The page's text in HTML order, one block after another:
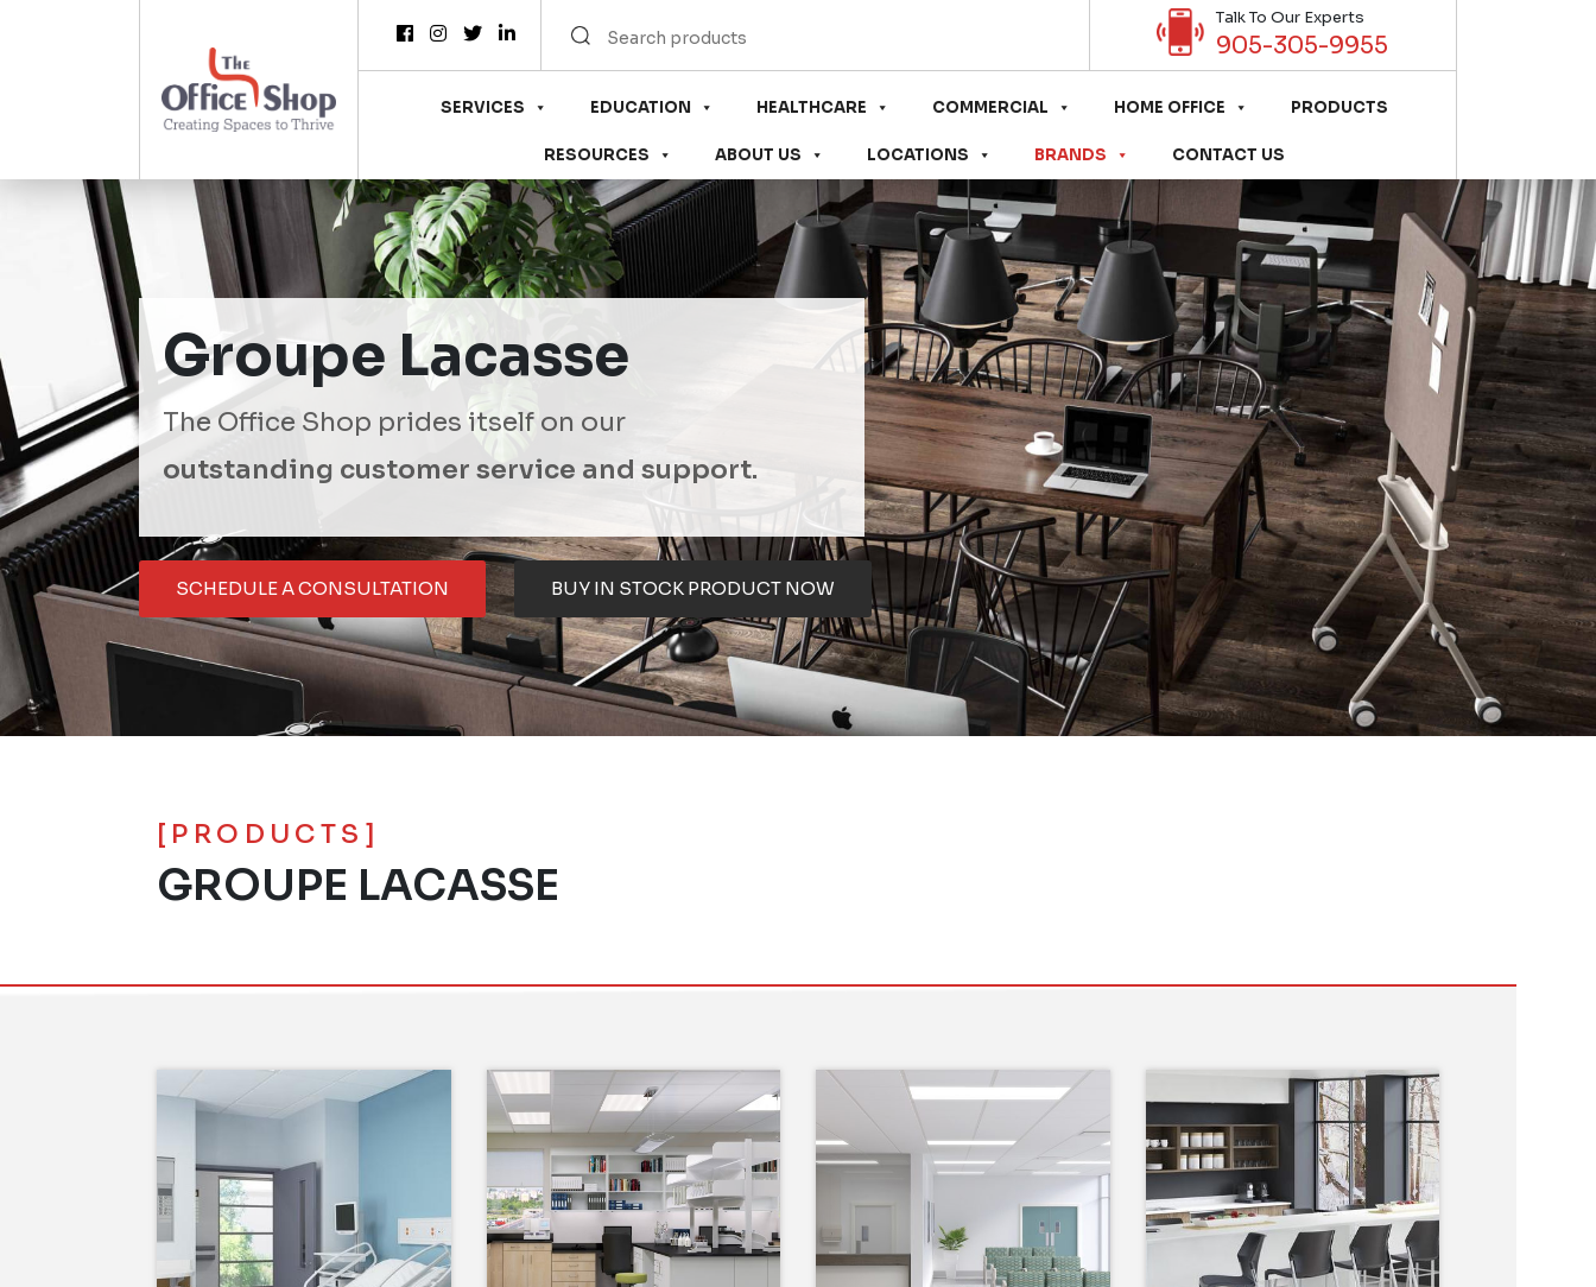
Talk To Our Experts
905-305-9955
SERVICES EDUCATION HEALTHCARE COMMERCIAL HOME OFFICE PRODUCTS
RESOURCES ABOUT US LOCATIONS BRANDS CONTACT US
Groupe Lacasse
The Office Shop prides itself on our
outstanding customer service and support.
SCHEDULE A CONSULTATION BUY IN STOCK PRODUCT NOW
[PRODUCTS]
GROUPE LACASSE